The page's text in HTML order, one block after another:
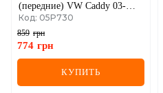
(передние) VW Caddy 03-
(ушки вверх)
Код: 05P730
859 грн
774 грн
КУПИТЬ